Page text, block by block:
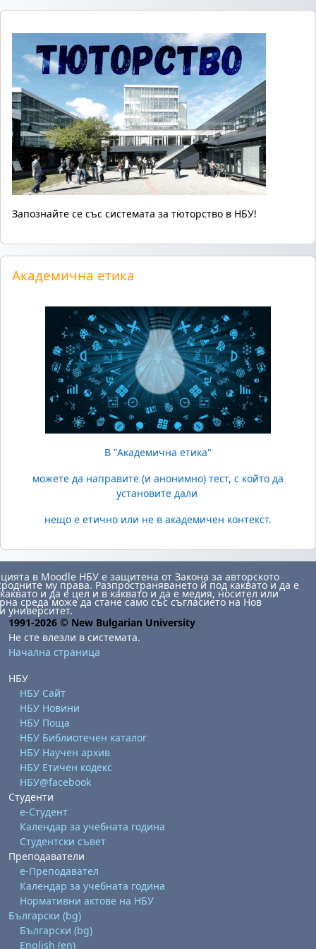
Запознайте се със системата за тюторство в НБУ!
Прескочи Академична етика
Академична етика
В "Академична етика"
можете да направите (и анонимно) тест, с който да
установите дали
нещо е етично или не в академичен контекст.
в Moodle НБУ е защитена от Закона за авторското
му права. Разпространяването й под каквато и да е
и да е цел и в каквато и да е медия, носител или
среда може да стане само със съгласието на Нов
университет.
1991-2026 © New Bulgarian University
Не сте влезли в системата.
Начална страница
НБУ
НБУ Сайт
НБУ Новини
НБУ Поща
НБУ Библиотечен каталог
НБУ Научен архив
НБУ Етичен кодекс
НБУ@facebook
Студенти
е-Студент
Календар за учебната година
Студентски съвет
Преподаватели
е-Преподавател
Календар за учебната година
Нормативни актове на НБУ
Български ‎(bg)‎
Български ‎(bg)‎
English ‎(en)‎